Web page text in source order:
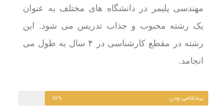
مهندسی پلیمر در دانشگاه های مختلف به عنوان
یک رشته محبوب و جذاب تدریس می شود. این
رشته در مقطع کارشناسی در ۴ سال به طول می
انجامد.
پرمتقاضی بودن ۸۶%